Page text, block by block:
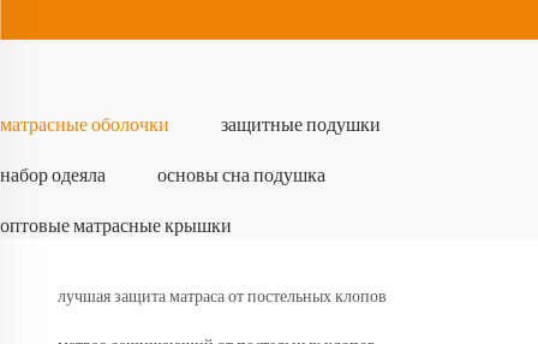
матрасные оболочки защитные подушки
набор одеяла основы сна подушка
оптовые матрасные крышки
лучшая защита матраса от постельных клопов